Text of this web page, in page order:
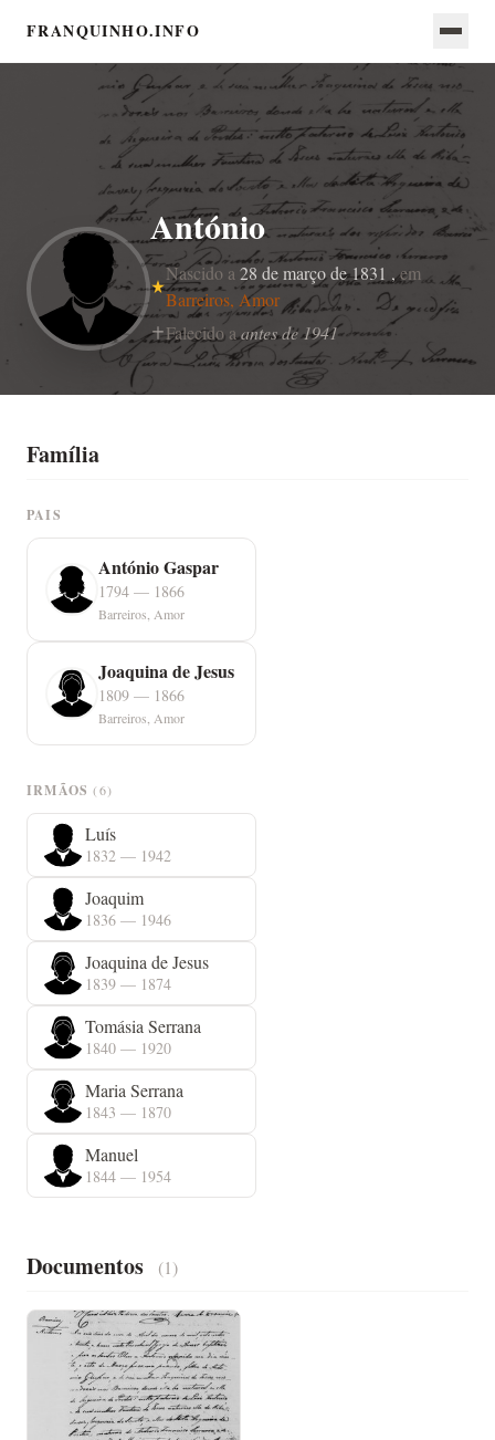
FRANQUINHO.INFO
António
Nascido a 28 de março de 1831 ,em
Barreiros, Amor
Falecido aantes de 1941
Família
PAIS
António Gaspar
1794 — 1866
Barreiros, Amor
Joaquina de Jesus
1809 — 1866
Barreiros, Amor
IRMÃOS(6)
Luís
1832 — 1942
Joaquim
1836 — 1946
Joaquina de Jesus
1839 — 1874
Tomásia Serrana
1840 — 1920
Maria Serrana
1843 — 1870
Manuel
1844 — 1954
Documentos (1)